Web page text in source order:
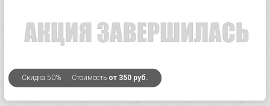
Скидка 50% Стоимость от 350 руб.